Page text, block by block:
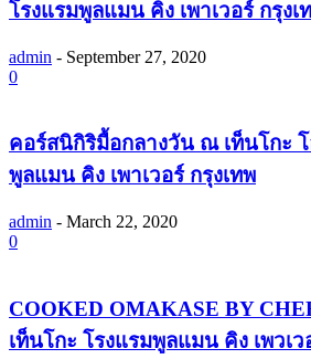
โรงแรมพูลแมน คิง เพาเวอร์ กรุงเ
admin - September 27, 2020
0
คอร์สนิกิริมื้อกลางวัน ณ เท็นโกะ โ
พูลแมน คิง เพาเวอร์ กรุงเทพ
admin - March 22, 2020
0
COOKED OMAKASE BY
เท็นโกะ โรงแรมพูลแมน คิง เพวเ